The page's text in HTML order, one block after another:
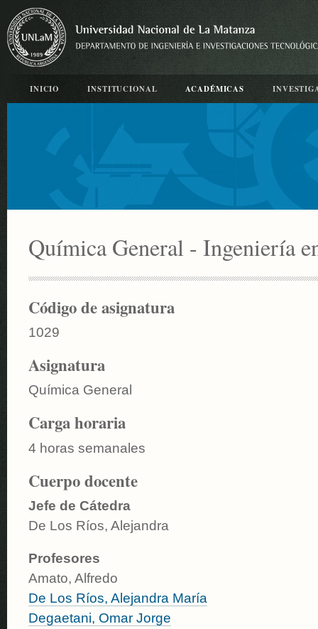
INICIO INSTITUCIONAL ACADÉMICAS
Química General - Ingeniería
Código de asignatura
1029
Asignatura
Química General
Carga horaria
4 horas semanales
Cuerpo docente
Jefe de Cátedra
De Los Ríos, Alejandra
Profesores
Amato, Alfredo
De Los Ríos, Alejandra María
Degaetani, Omar Jorge